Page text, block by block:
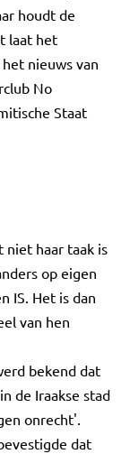
houdt de
laat het
nieuws van
No
Staat
haar taak is
op eigen
IS. Het is dan
van hen
bekend dat
de Iraakse stad
onrecht'.
dat